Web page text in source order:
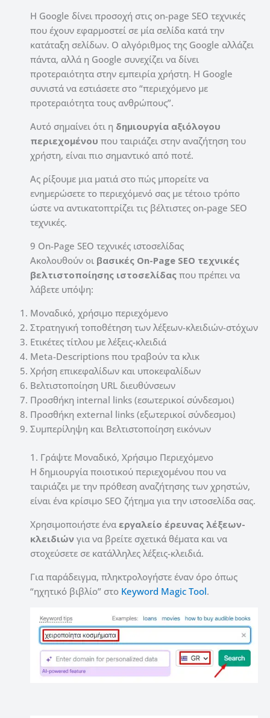
Η Google δίνει προσοχή στις on-page SEO τεχνικές
που έχουν εφαρμοστεί σε μία σελίδα κατά την
κατάταξη σελίδων. Ο αλγόριθμος της Google αλλάζει
πάντα, αλλά η Google συνεχίζει να δίνει
προτεραιότητα στην εμπειρία χρήστη. Η Google
συνιστά να εστιάσετε στο “περιεχόμενο με
προτεραιότητα τους ανθρώπους”.
Αυτό σημαίνει ότι η δημιουργία αξιόλογου
περιεχομένου που ταιριάζει στην αναζήτηση του
χρήστη, είναι πιο σημαντικό από ποτέ.
Ας ρίξουμε μια ματιά στο πώς μπορείτε να
ενημερώσετε το περιεχόμενό σας με τέτοιο τρόπο
ώστε να αντικατοπτρίζει τις βέλτιστες on-page SEO
τεχνικές.
9 On-Page SEO τεχνικές ιστοσελίδας
Ακολουθούν οι βασικές On-Page SEO τεχνικές
βελτιστοποίησης ιστοσελίδας που πρέπει να
λάβετε υπόψη:
Μοναδικό, χρήσιμο περιεχόμενο
Στρατηγική τοποθέτηση των λέξεων-κλειδιών-στόχων
Ετικέτες τίτλου με λέξεις-κλειδιά
Meta-Descriptions που τραβούν τα κλικ
Χρήση επικεφαλίδων και υποκεφαλίδων
Βελτιστοποίηση URL διευθύνσεων
Προσθήκη internal links (εσωτερικοί σύνδεσμοι)
Προσθήκη external links (εξωτερικοί σύνδεσμοι)
Συμπερίληψη και Βελτιστοποίηση εικόνων
1. Γράψτε Μοναδικό, Χρήσιμο Περιεχόμενο
Η δημιουργία ποιοτικού περιεχομένου που να
ταιριάζει με την πρόθεση αναζήτησης των χρηστών,
είναι ένα κρίσιμο SEO ζήτημα για την ιστοσελίδα σας.
Χρησιμοποιήστε ένα εργαλείο έρευνας λέξεων-
κλειδιών για να βρείτε σχετικά θέματα και να
στοχεύσετε σε κατάλληλες λέξεις-κλειδιά.
Για παράδειγμα, πληκτρολογήστε έναν όρο όπως
“ηχητικό βιβλίο” στο Keyword Magic Tool.